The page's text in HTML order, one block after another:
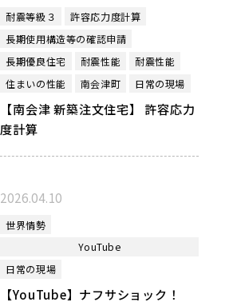
耐震等級３
許容応力度計算
長期使用構造等の確認申請
長期優良住宅
耐震性能
耐震性能
住まいの性能
南会津町 日常の現場
【南会津 新築注文住宅】 許容応力
度計算
2026.04.10
世界情勢
YouTube
日常の現場
【YouTube】ナフサショック！